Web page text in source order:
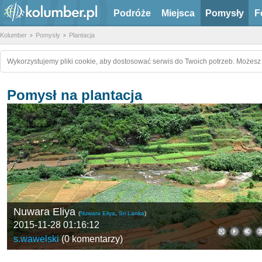
Podróże Miejsca Pomysły
Kolumber Pomysły Plantacja
Wykorzystujemy pliki cookie, aby dostosować serwis do Twoich potrzeb.
Pomysł na plantacja
Nuwara Eliya(Nuwara Eliya,Sri Lanka)
2015-11-28 01:16:12
s.wawelski(0 komentarzy)